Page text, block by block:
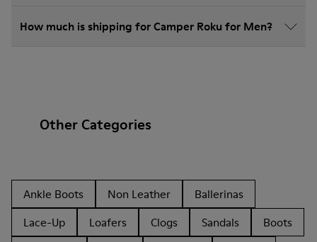
How much is shipping for Camper Roku for Men?
Other Categories
Ankle Boots Non Leather
Ballerinas
Lace-Up
Loafers Clogs Sandals
Boots